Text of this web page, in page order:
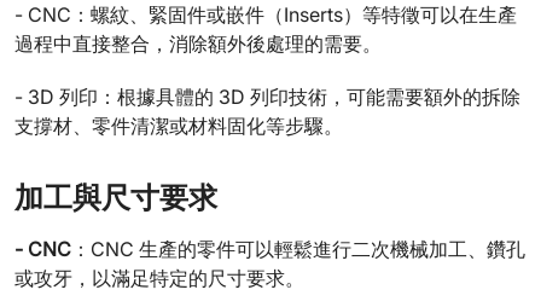
- CNC：螺紋、緊固件或嵌件（Inserts）等特徵可以在生產
過程中直接整合，消除額外後處理的需要。
- 3D 列印：根據具體的 3D 列印技術，可能需要額外的拆除
支撐材、零件清潔或材料固化等步驟。
加工與尺寸要求
- CNC ：CNC 生產的零件可以輕鬆進行二次機械加工、鑽孔
或攻牙，以滿足特定的尺寸要求。